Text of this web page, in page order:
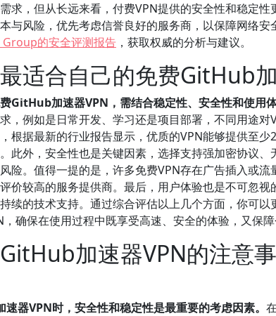
求，但从长远来看，付费VPN提供的安全性和稳定
与风险，优先考虑信誉良好的服务商，以保障网络
Group的安全评测报告 ，获取权威的分析与建议。
适合自己的免费GitHub
GitHub加速器VPN，需结合稳定性、安全性和使用体
，例如是日常开发、学习还是项目部署，不同用途
根据最新的行业报告显示，优质的VPN能够提供至
此外，安全性也是关键因素，选择支持强加密协议
险。值得一提的是，许多免费VPN存在广告插入或
价较高的服务提供商。最后，用户体验也是不可忽
续的技术支持。通过综合评估以上几个方面，你可
确保在使用过程中既享受高速、安全的体验，又保障
加速器VPN的注意
器VPN时，安全性和稳定性是最重要的考虑因素。